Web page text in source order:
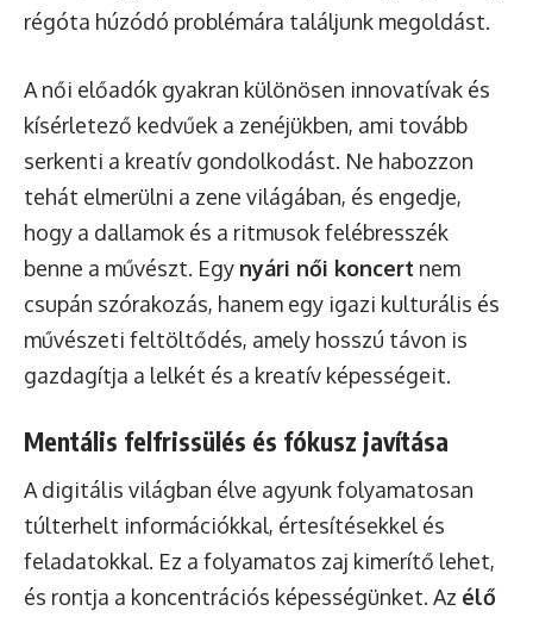
régóta húzódó problémára találjunk megoldást.
A női előadók gyakran különösen innovatívak és
kísérletező kedvűek a zenéjükben, ami tovább
serkenti a kreatív gondolkodást. Ne habozzon
tehát elmerülni a zene világában, és engedje,
hogy a dallamok és a ritmusok felébresszék
benne a művészt. Egy nyári női koncert nem
csupán szórakozás, hanem egy igazi kulturális és
művészeti feltöltődés, amely hosszú távon is
gazdagítja a lelkét és a kreatív képességeit.
Mentális felfrissülés és fókusz javítása
A digitális világban élve agyunk folyamatosan
túlterhelt információkkal, értesítésekkel és
feladatokkal. Ez a folyamatos zaj kimerítő lehet,
és rontja a koncentrációs képességünket. Az élő